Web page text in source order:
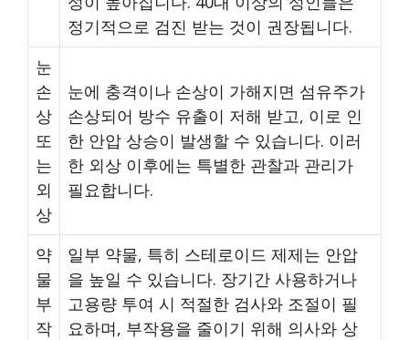
정기적으로 검진 받는 것이 권장됩니다.
눈
손
상
또
는
외
상
눈에 충격이나 손상이 가해지면 섬유주가
손상되어 방수 유출이 저해 받고, 이로 인
한 안압 상승이 발생할 수 있습니다. 이러
한 외상 이후에는 특별한 관찰과 관리가
필요합니다.
약
물
부
작
일부 약물, 특히 스테로이드 제제는 안압
을 높일 수 있습니다. 장기간 사용하거나
고용량 투여 시 적절한 검사와 조절이 필
요하며, 부작용을 줄이기 위해 의사와 상